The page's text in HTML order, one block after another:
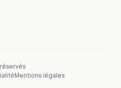
Mentions légales